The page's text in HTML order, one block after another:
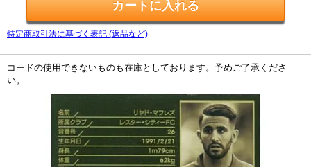
特定商取引法に基づく表記 (返品など)
コードの使用できないものも在庫としております。予めご了承くださ
い。